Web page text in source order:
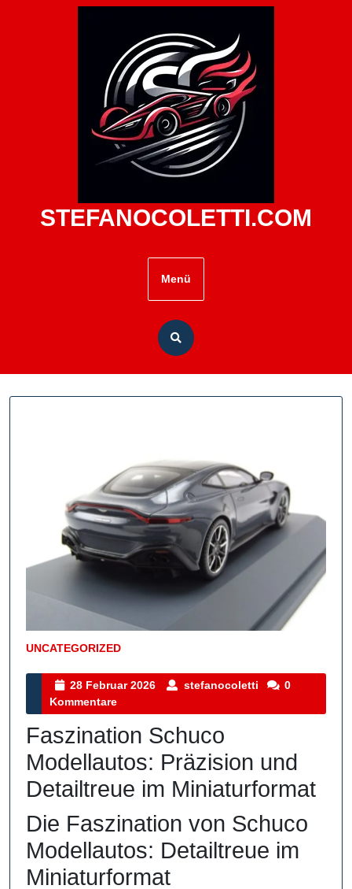
STEFANOCOLETTI.COM
Menü
UNCATEGORIZED
Kategorie
28 Februar 2026
28
2026
stefanocoletti stefanocoletti
0
Kommentare
Faszination Schuco
Modellautos: Präzision und
Detailtreue im Miniaturformat
Die Faszination von Schuco
Modellautos: Detailtreue im
Miniaturformat